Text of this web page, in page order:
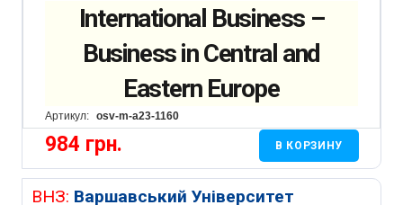
International Business –
Business in Central and
Eastern Europe
Артикул: osv-m-a23-1160
984 грн. В КОРЗИНУ
ВНЗ: Варшавський Університет